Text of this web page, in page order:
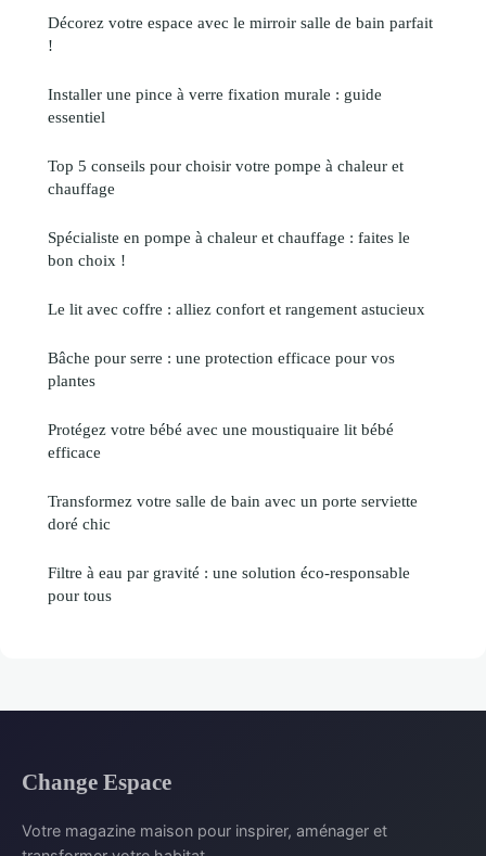
Décorez votre espace avec le mirroir salle de bain parfait
!
Installer une pince à verre fixation murale : guide
essentiel
Top 5 conseils pour choisir votre pompe à chaleur et
chauffage
Spécialiste en pompe à chaleur et chauffage : faites le
bon choix !
Le lit avec coffre : alliez confort et rangement astucieux
Bâche pour serre : une protection efficace pour vos
plantes
Protégez votre bébé avec une moustiquaire lit bébé
efficace
Transformez votre salle de bain avec un porte serviette
doré chic
Filtre à eau par gravité : une solution éco-responsable
pour tous
Change Espace
Votre magazine maison pour inspirer, aménager et